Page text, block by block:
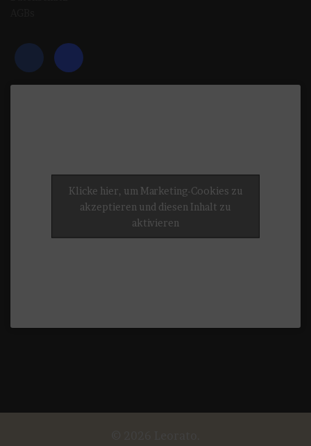
Klicke hier, um Marketing-Cookies zu
akzeptieren und diesen Inhalt zu
aktivieren